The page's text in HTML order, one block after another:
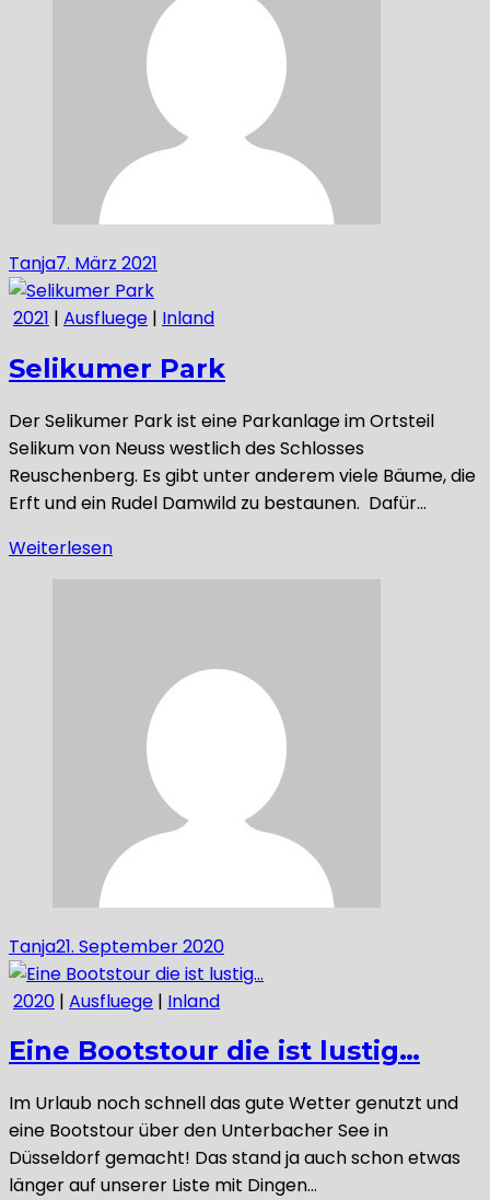
Tanja7. März 2021
2021 | Ausfluege | Inland
Selikumer Park
Der Selikumer Park ist eine Parkanlage im Ortsteil
Selikum von Neuss westlich des Schlosses
Reuschenberg. Es gibt unter anderem viele Bäume, die
Erft und ein Rudel Damwild zu bestaunen. Dafür…
Weiterlesen
Tanja21. September 2020
2020 | Ausfluege | Inland
Eine Bootstour die ist lustig…
Im Urlaub noch schnell das gute Wetter genutzt und
eine Bootstour über den Unterbacher See in
Düsseldorf gemacht! Das stand ja auch schon etwas
länger auf unserer Liste mit Dingen…